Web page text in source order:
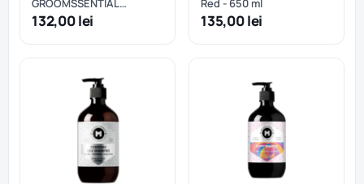
GROOMSSENTIAL
Amberglow - 1000 ml
132,00 lei
Red - 650 ml
135,00 lei